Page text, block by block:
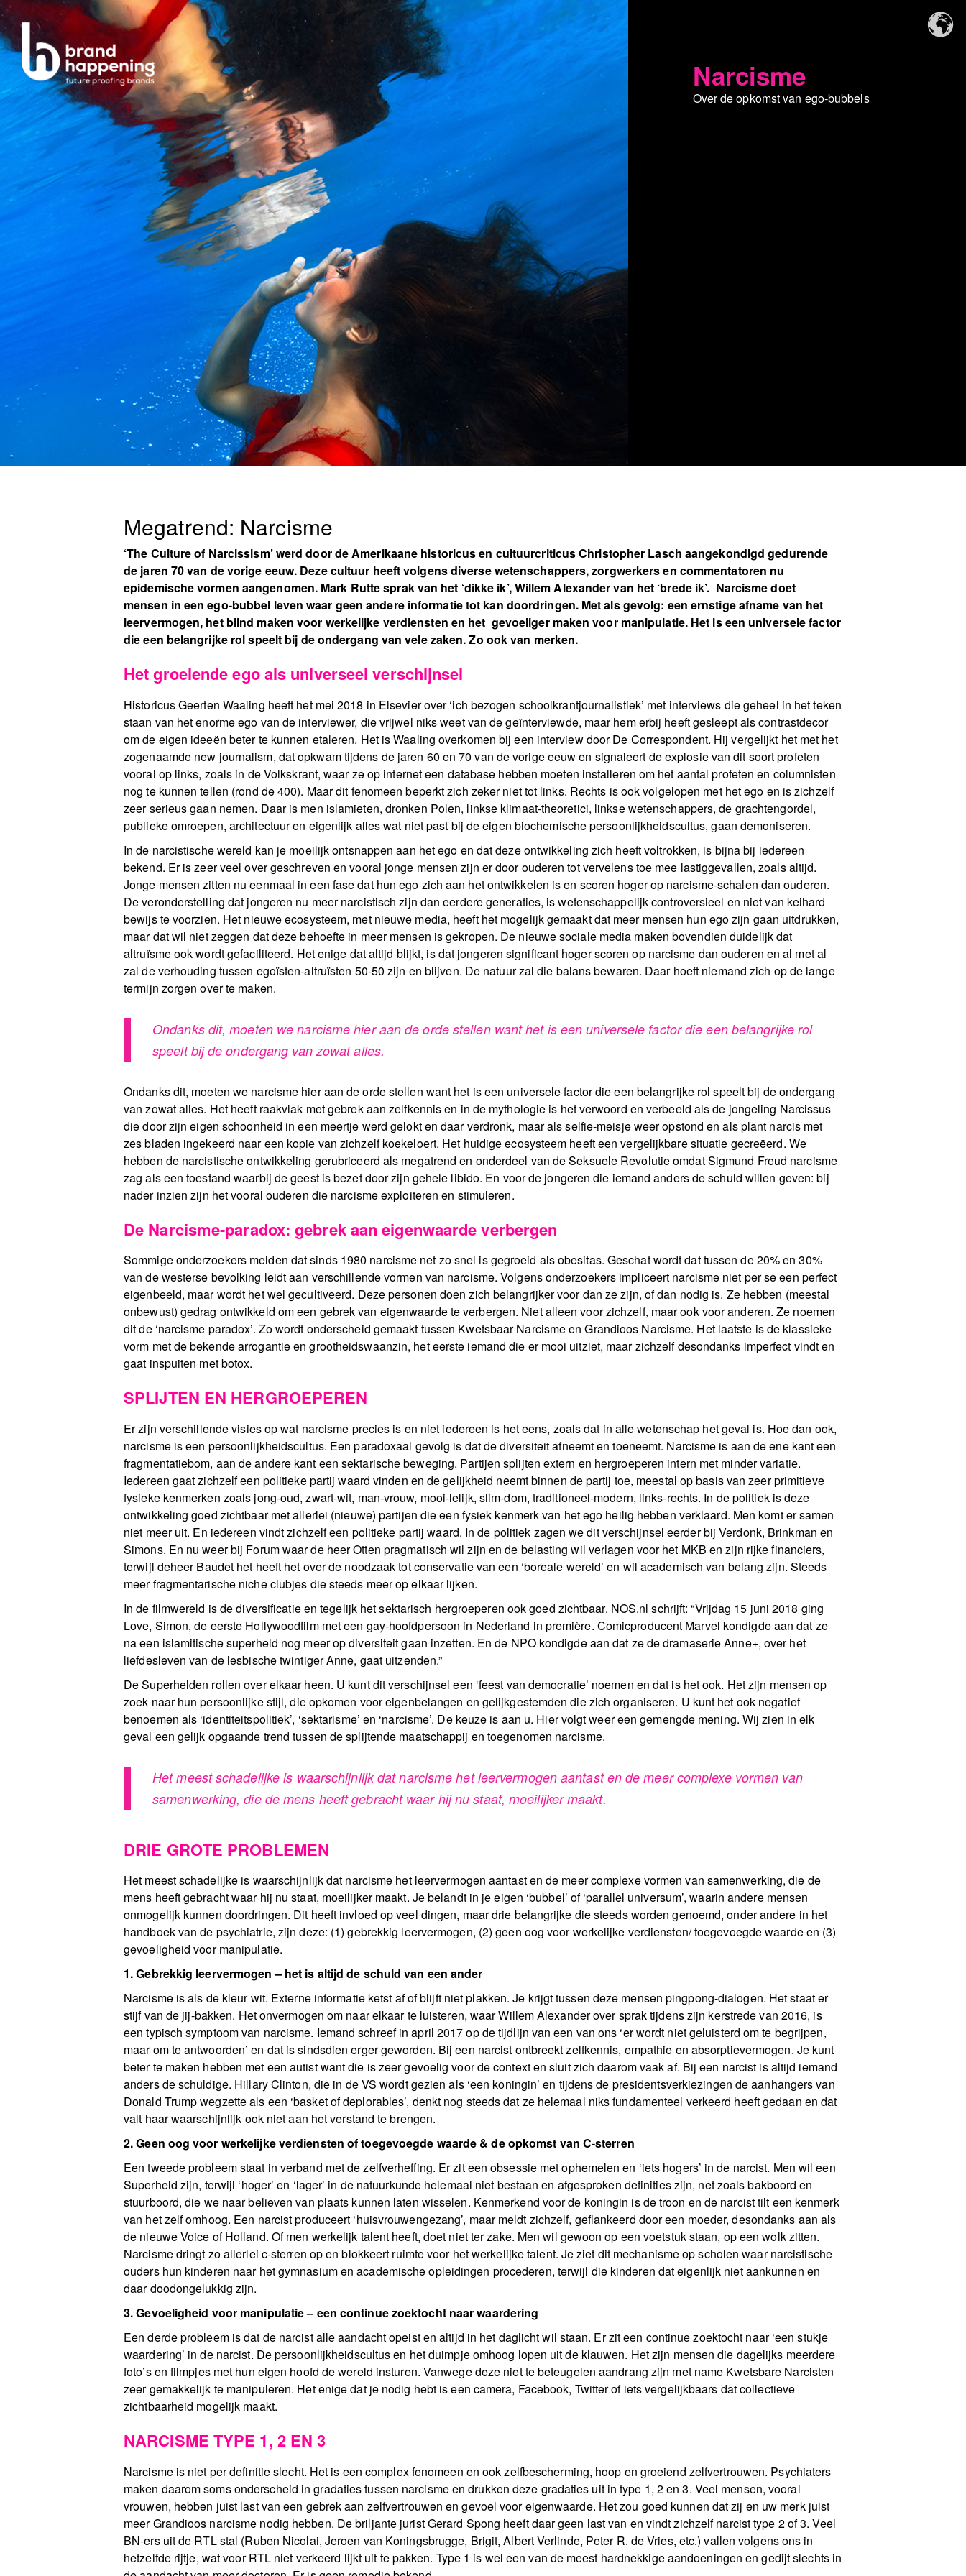
Narcisme
Over de opkomst van ego-bubbels​
Megatrend: Narcisme
‘The Culture of Narcissism’ werd door de Amerikaane historicus en cultuurcriticus Christopher Lasch aangekondigd gedurende
de jaren 70 van de vorige eeuw. Deze cultuur heeft volgens diverse wetenschappers, zorgwerkers en commentatoren nu
epidemische vormen aangenomen. Mark Rutte sprak van het ‘dikke ik’, Willem Alexander van het ‘brede ik’. Narcisme doet
mensen in een ego-bubbel leven waar geen andere informatie tot kan doordringen. Met als gevolg: een ernstige afname van het
leervermogen, het blind maken voor werkelijke verdiensten en het gevoeliger maken voor manipulatie. Het is een universele factor
die een belangrijke rol speelt bij de ondergang van vele zaken. Zo ook van merken.
Het groeiende ego als universeel verschijnsel
Historicus Geerten Waaling heeft het mei 2018 in Elsevier over ‘ich bezogen schoolkrantjournalistiek’ met interviews die geheel in het teken
staan van het enorme ego van de interviewer, die vrijwel niks weet van de geïnterviewde, maar hem erbij heeft gesleept als contrastdecor
om de eigen ideeën beter te kunnen etaleren. Het is Waaling overkomen bij een interview door De Correspondent. Hij vergelijkt het met het
zogenaamde new journalism, dat opkwam tijdens de jaren 60 en 70 van de vorige eeuw en signaleert de explosie van dit soort profeten
vooral op links, zoals in de Volkskrant, waar ze op internet een database hebben moeten installeren om het aantal profeten en columnisten
nog te kunnen tellen (rond de 400). Maar dit fenomeen beperkt zich zeker niet tot links. Rechts is ook volgelopen met het ego en is zichzelf
zeer serieus gaan nemen. Daar is men islamieten, dronken Polen, linkse klimaat-theoretici, linkse wetenschappers, de grachtengordel,
publieke omroepen, architectuur en eigenlijk alles wat niet past bij de eigen biochemische persoonlijkheidscultus, gaan demoniseren.
In de narcistische wereld kan je moeilijk ontsnappen aan het ego en dat deze ontwikkeling zich heeft voltrokken, is bijna bij iedereen
bekend. Er is zeer veel over geschreven en vooral jonge mensen zijn er door ouderen tot vervelens toe mee lastiggevallen, zoals altijd.
Jonge mensen zitten nu eenmaal in een fase dat hun ego zich aan het ontwikkelen is en scoren hoger op narcisme-schalen dan ouderen.
De veronderstelling dat jongeren nu meer narcistisch zijn dan eerdere generaties, is wetenschappelijk controversieel en niet van keihard
bewijs te voorzien. Het nieuwe ecosysteem, met nieuwe media, heeft het mogelijk gemaakt dat meer mensen hun ego zijn gaan uitdrukken,
maar dat wil niet zeggen dat deze behoefte in meer mensen is gekropen. De nieuwe sociale media maken bovendien duidelijk dat
altruïsme ook wordt gefaciliteerd. Het enige dat altijd blijkt, is dat jongeren significant hoger scoren op narcisme dan ouderen en al met al
zal de verhouding tussen egoïsten-altruïsten 50-50 zijn en blijven. De natuur zal die balans bewaren. Daar hoeft niemand zich op de lange
termijn zorgen over te maken.
Ondanks dit, moeten we narcisme hier aan de orde stellen want het is een universele factor die een belangrijke rol
speelt bij de ondergang van zowat alles.
Ondanks dit, moeten we narcisme hier aan de orde stellen want het is een universele factor die een belangrijke rol speelt bij de ondergang
van zowat alles. Het heeft raakvlak met gebrek aan zelfkennis en in de mythologie is het verwoord en verbeeld als de jongeling Narcissus
die door zijn eigen schoonheid in een meertje werd gelokt en daar verdronk, maar als selfie-meisje weer opstond en als plant narcis met
zes bladen ingekeerd naar een kopie van zichzelf koekeloert. Het huidige ecosysteem heeft een vergelijkbare situatie gecreëerd. We
hebben de narcistische ontwikkeling gerubriceerd als megatrend en onderdeel van de Seksuele Revolutie omdat Sigmund Freud narcisme
zag als een toestand waarbij de geest is bezet door zijn gehele libido. En voor de jongeren die iemand anders de schuld willen geven: bij
nader inzien zijn het vooral ouderen die narcisme exploiteren en stimuleren.
De Narcisme-paradox: gebrek aan eigenwaarde verbergen
Sommige onderzoekers melden dat sinds 1980 narcisme net zo snel is gegroeid als obesitas. Geschat wordt dat tussen de 20% en 30%
van de westerse bevolking leidt aan verschillende vormen van narcisme. Volgens onderzoekers impliceert narcisme niet per se een perfect
eigenbeeld, maar wordt het wel gecultiveerd. Deze personen doen zich belangrijker voor dan ze zijn, of dan nodig is. Ze hebben (meestal
onbewust) gedrag ontwikkeld om een gebrek van eigenwaarde te verbergen. Niet alleen voor zichzelf, maar ook voor anderen. Ze noemen
dit de ‘narcisme paradox’. Zo wordt onderscheid gemaakt tussen Kwetsbaar Narcisme en Grandioos Narcisme. Het laatste is de klassieke
vorm met de bekende arrogantie en grootheidswaanzin, het eerste iemand die er mooi uitziet, maar zichzelf desondanks imperfect vindt en
gaat inspuiten met botox.
SPLIJTEN EN HERGROEPEREN
Er zijn verschillende visies op wat narcisme precies is en niet iedereen is het eens, zoals dat in alle wetenschap het geval is. Hoe dan ook,
narcisme is een persoonlijkheidscultus. Een paradoxaal gevolg is dat de diversiteit afneemt en toeneemt. Narcisme is aan de ene kant een
fragmentatiebom, aan de andere kant een sektarische beweging. Partijen splijten extern en hergroeperen intern met minder variatie.
Iedereen gaat zichzelf een politieke partij waard vinden en de gelijkheid neemt binnen de partij toe, meestal op basis van zeer primitieve
fysieke kenmerken zoals jong-oud, zwart-wit, man-vrouw, mooi-lelijk, slim-dom, traditioneel-modern, links-rechts. In de politiek is deze
ontwikkeling goed zichtbaar met allerlei (nieuwe) partijen die een fysiek kenmerk van het ego heilig hebben verklaard. Men komt er samen
niet meer uit. En iedereen vindt zichzelf een politieke partij waard. In de politiek zagen we dit verschijnsel eerder bij Verdonk, Brinkman en
Simons. En nu weer bij Forum waar de heer Otten pragmatisch wil zijn en de belasting wil verlagen voor het MKB en zijn rijke financiers,
terwijl deheer Baudet het heeft het over de noodzaak tot conservatie van een ‘boreale wereld’ en wil academisch van belang zijn. Steeds
meer fragmentarische niche clubjes die steeds meer op elkaar lijken.
In de filmwereld is de diversificatie en tegelijk het sektarisch hergroeperen ook goed zichtbaar. NOS.nl schrijft: “Vrijdag 15 juni 2018 ging
Love, Simon, de eerste Hollywoodfilm met een gay-hoofdpersoon in Nederland in première. Comicproducent Marvel kondigde aan dat ze
na een islamitische superheld nog meer op diversiteit gaan inzetten. En de NPO kondigde aan dat ze de dramaserie Anne+, over het
liefdesleven van de lesbische twintiger Anne, gaat uitzenden.”
De Superhelden rollen over elkaar heen. U kunt dit verschijnsel een ‘feest van democratie’ noemen en dat is het ook. Het zijn mensen op
zoek naar hun persoonlijke stijl, die opkomen voor eigenbelangen en gelijkgestemden die zich organiseren. U kunt het ook negatief
benoemen als ‘identiteitspolitiek’, ‘sektarisme’ en ‘narcisme’. De keuze is aan u. Hier volgt weer een gemengde mening. Wij zien in elk
geval een gelijk opgaande trend tussen de splijtende maatschappij en toegenomen narcisme.
Het meest schadelijke is waarschijnlijk dat narcisme het leervermogen aantast en de meer complexe vormen van
samenwerking, die de mens heeft gebracht waar hij nu staat, moeilijker maakt.
DRIE GROTE PROBLEMEN
Het meest schadelijke is waarschijnlijk dat narcisme het leervermogen aantast en de meer complexe vormen van samenwerking, die de
mens heeft gebracht waar hij nu staat, moeilijker maakt. Je belandt in je eigen ‘bubbel’ of ‘parallel universum’, waarin andere mensen
onmogelijk kunnen doordringen. Dit heeft invloed op veel dingen, maar drie belangrijke die steeds worden genoemd, onder andere in het
handboek van de psychiatrie, zijn deze: (1) gebrekkig leervermogen, (2) geen oog voor werkelijke verdiensten/ toegevoegde waarde en (3)
gevoeligheid voor manipulatie.
1. Gebrekkig leervermogen – het is altijd de schuld van een ander
Narcisme is als de kleur wit. Externe informatie ketst af of blijft niet plakken. Je krijgt tussen deze mensen pingpong-dialogen. Het staat er
stijf van de jij-bakken. Het onvermogen om naar elkaar te luisteren, waar Willem Alexander over sprak tijdens zijn kerstrede van 2016, is
een typisch symptoom van narcisme. Iemand schreef in april 2017 op de tijdlijn van een van ons ‘er wordt niet geluisterd om te begrijpen,
maar om te antwoorden’ en dat is sindsdien erger geworden. Bij een narcist ontbreekt zelfkennis, empathie en absorptievermogen. Je kunt
beter te maken hebben met een autist want die is zeer gevoelig voor de context en sluit zich daarom vaak af. Bij een narcist is altijd iemand
anders de schuldige. Hillary Clinton, die in de VS wordt gezien als ‘een koningin’ en tijdens de presidentsverkiezingen de aanhangers van
Donald Trump wegzette als een ‘basket of deplorables’, denkt nog steeds dat ze helemaal niks fundamenteel verkeerd heeft gedaan en dat
valt haar waarschijnlijk ook niet aan het verstand te brengen.
2. Geen oog voor werkelijke verdiensten of toegevoegde waarde & de opkomst van C-sterren
Een tweede probleem staat in verband met de zelfverheffing. Er zit een obsessie met ophemelen en ‘iets hogers’ in de narcist. Men wil een
Superheld zijn, terwijl ‘hoger’ en ‘lager’ in de natuurkunde helemaal niet bestaan en afgesproken definities zijn, net zoals bakboord en
stuurboord, die we naar believen van plaats kunnen laten wisselen. Kenmerkend voor de koningin is de troon en de narcist tilt een kenmerk
van het zelf omhoog. Een narcist produceert ‘huisvrouwengezang’, maar meldt zichzelf, geflankeerd door een moeder, desondanks aan als
de nieuwe Voice of Holland. Of men werkelijk talent heeft, doet niet ter zake. Men wil gewoon op een voetstuk staan, op een wolk zitten.
Narcisme dringt zo allerlei c-sterren op en blokkeert ruimte voor het werkelijke talent. Je ziet dit mechanisme op scholen waar narcistische
ouders hun kinderen naar het gymnasium en academische opleidingen procederen, terwijl die kinderen dat eigenlijk niet aankunnen en
daar doodongelukkig zijn.
3. Gevoeligheid voor manipulatie – een continue zoektocht naar waardering
Een derde probleem is dat de narcist alle aandacht opeist en altijd in het daglicht wil staan. Er zit een continue zoektocht naar ‘een stukje
waardering’ in de narcist. De persoonlijkheidscultus en het duimpje omhoog lopen uit de klauwen. Het zijn mensen die dagelijks meerdere
foto’s en filmpjes met hun eigen hoofd de wereld insturen. Vanwege deze niet te beteugelen aandrang zijn met name Kwetsbare Narcisten
zeer gemakkelijk te manipuleren. Het enige dat je nodig hebt is een camera, Facebook, Twitter of iets vergelijkbaars dat collectieve
zichtbaarheid mogelijk maakt.
NARCISME TYPE 1, 2 EN 3
Narcisme is niet per definitie slecht. Het is een complex fenomeen en ook zelfbescherming, hoop en groeiend zelfvertrouwen. Psychiaters
maken daarom soms onderscheid in gradaties tussen narcisme en drukken deze gradaties uit in type 1, 2 en 3. Veel mensen, vooral
vrouwen, hebben juist last van een gebrek aan zelfvertrouwen en gevoel voor eigenwaarde. Het zou goed kunnen dat zij en uw merk juist
meer Grandioos narcisme nodig hebben. De briljante jurist Gerard Spong heeft daar geen last van en vindt zichzelf narcist type 2 of 3. Veel
BN-ers uit de RTL stal (Ruben Nicolai, Jeroen van Koningsbrugge, Brigit, Albert Verlinde, Peter R. de Vries, etc.) vallen volgens ons in
hetzelfde rijtje, wat voor RTL niet verkeerd lijkt uit te pakken. Type 1 is wel een van de meest hardnekkige aandoeningen en gedijt slechts in